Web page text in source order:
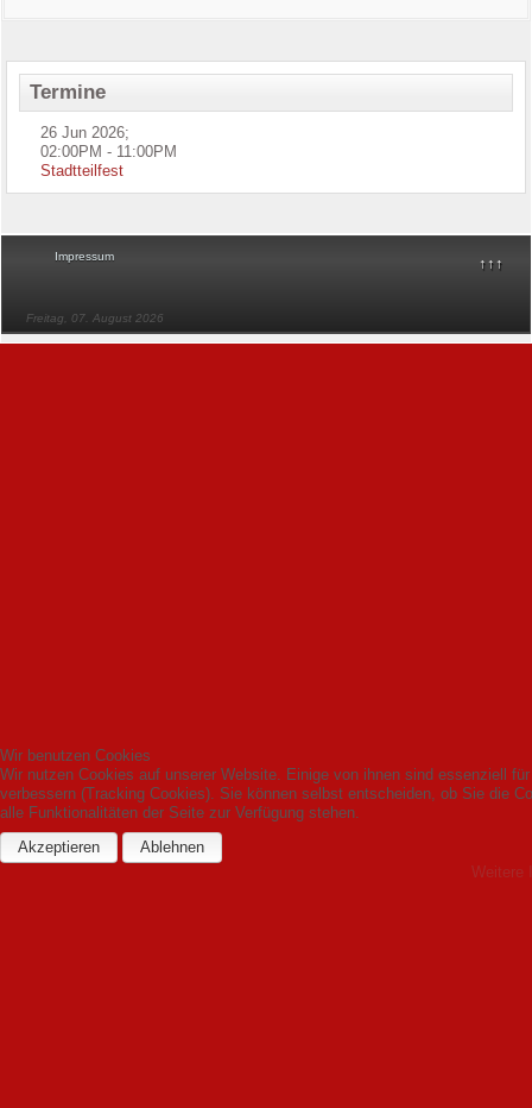
Termine
26 Jun 2026;
02:00PM - 11:00PM
Stadtteilfest
↑↑↑
Impressum
Freitag, 07. August 2026
Wir benutzen Cookies
Wir nutzen Cookies auf unserer Website. Einige von ihnen sind essenziell
verbessern (Tracking Cookies). Sie können selbst entscheiden, ob Sie die
alle Funktionalitäten der Seite zur Verfügung stehen.
Akzeptieren
Ablehnen
Weitere